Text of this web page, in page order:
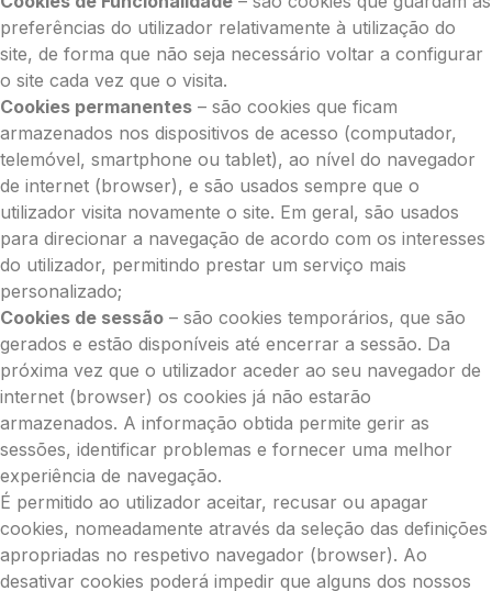
preferências do utilizador relativamente à utilização do
site, de forma que não seja necessário voltar a configurar
o site cada vez que o visita.
Cookies permanentes – são cookies que ficam
armazenados nos dispositivos de acesso (computador,
telemóvel, smartphone ou tablet), ao nível do navegador
de internet (browser), e são usados sempre que o
utilizador visita novamente o site. Em geral, são usados
para direcionar a navegação de acordo com os interesses
do utilizador, permitindo prestar um serviço mais
personalizado;
Cookies de sessão – são cookies temporários, que são
gerados e estão disponíveis até encerrar a sessão. Da
próxima vez que o utilizador aceder ao seu navegador de
internet (browser) os cookies já não estarão
armazenados. A informação obtida permite gerir as
sessões, identificar problemas e fornecer uma melhor
experiência de navegação.
É permitido ao utilizador aceitar, recusar ou apagar
cookies, nomeadamente através da seleção das definições
apropriadas no respetivo navegador (browser). Ao
desativar cookies poderá impedir que alguns dos nossos